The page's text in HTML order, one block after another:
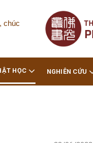
chúc
HỌC NGHIÊN CỨU